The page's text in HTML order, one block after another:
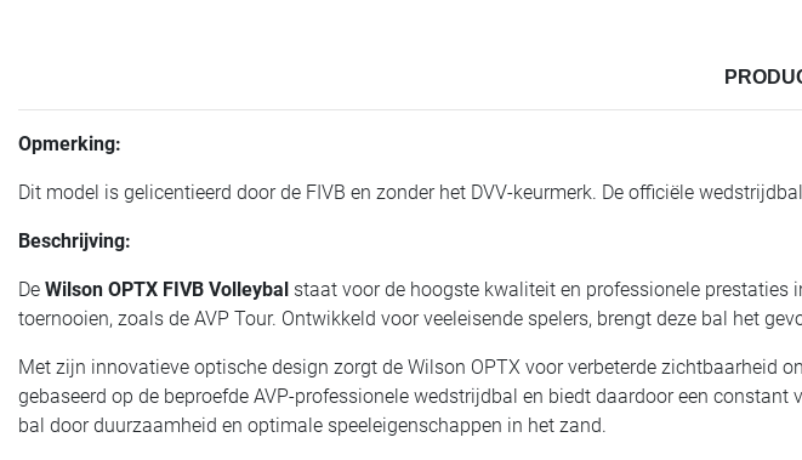
Opmerking:
Dit model is gelicentieerd door de FIVB en zonder het DVV-keurmerk. De officiële
Beschrijving:
De Wilson OPTX FIVB Volleybal staat voor de hoogste kwaliteit en professionele prestaties
toernooien, zoals de AVP Tour. Ontwikkeld voor veeleisende spelers, brengt deze bal het
Met zijn innovatieve optische design zorgt de Wilson OPTX voor verbeterde zichtbaarheid
gebaseerd op de beproefde AVP-professionele wedstrijdbal en biedt daardoor een
bal door duurzaamheid en optimale speeleigenschappen in het zand.